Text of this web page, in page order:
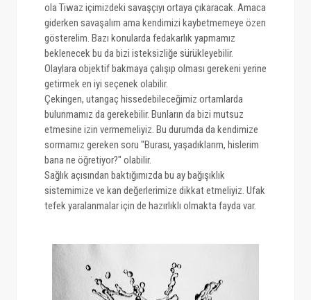
ola Tiwaz içimizdeki savaşçıyı ortaya çıkaracak. Amaca
giderken savaşalım ama kendimizi kaybetmemeye özen
gösterelim. Bazı konularda fedakarlık yapmamız
beklenecek bu da bizi isteksizliğe sürükleyebilir.
Olaylara objektif bakmaya çalışıp olması gerekeni yerine
getirmek en iyi seçenek olabilir.
Çekingen, utangaç hissedebileceğimiz ortamlarda
bulunmamız da gerekebilir. Bunların da bizi mutsuz
etmesine izin vermemeliyiz. Bu durumda da kendimize
sormamız gereken soru "Burası, yaşadıklarım, hislerim
bana ne öğretiyor?" olabilir.
Sağlık açısından baktığımızda bu ay bağışıklık
sistemimize ve kan değerlerimize dikkat etmeliyiz. Ufak
tefek yaralanmalar için de hazırlıklı olmakta fayda var.